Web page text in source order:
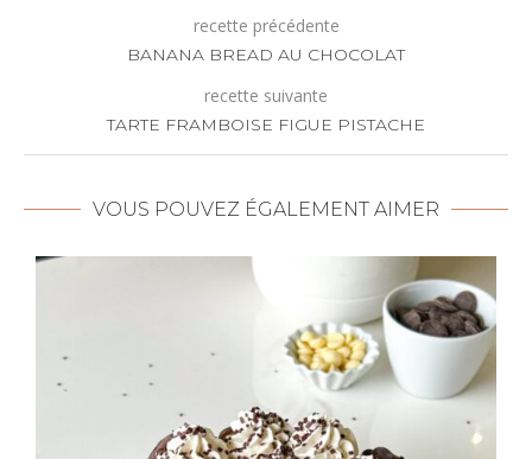
recette précédente
BANANA BREAD AU CHOCOLAT
recette suivante
TARTE FRAMBOISE FIGUE PISTACHE
VOUS POUVEZ ÉGALEMENT AIMER